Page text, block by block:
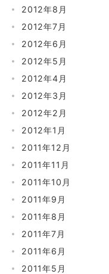
2012年8月
2012年7月
2012年6月
2012年5月
2012年4月
2012年3月
2012年2月
2012年1月
2011年12月
2011年11月
2011年10月
2011年9月
2011年8月
2011年7月
2011年6月
2011年5月